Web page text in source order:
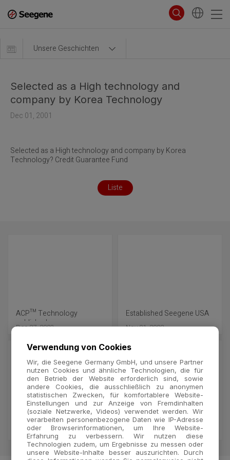
Unsere Geschichten
Selected as a High technology and
company by Korea Technology
Dec 01, 2001
Selected as a High technology and company by Korea
Technology? Credit Guarantee Fund
Liste
ACP™ Technology
published on
Dec 27, 2003
Established Seegene USA
Nov 01, 2002
Acknowledged as a
'Venture Company' by
Seoul SME Association
Nov 01, 2001
Concluded Distributor
agreement for 6 countries
including Canada and
Germany
Jun 01, 2001
Verwendung von Cookies
Wir, die Seegene Germany GmbH, und unsere Partner
nutzen Cookies und ähnliche Technologien, die für
den Betrieb der Website erforderlich sind, sowie
andere Cookies, die ausschließlich zu anonymen
statistischen Zwecken, für komfortablere Website-
Einstellungen und zur Anzeige von Fremdinhalten
(soziale Netzwerke, Videos) verwendet werden. Wir
verarbeiten personenbezogene Daten wie IP-Adresse
oder Browserinformationen, um Ihre Website-
Erfahrung zu verbessern. Wir nutzen diese
Technologien zudem, um Ergebnisse zu messen oder
unsere Website-Inhalte besser auszurichten. Durch